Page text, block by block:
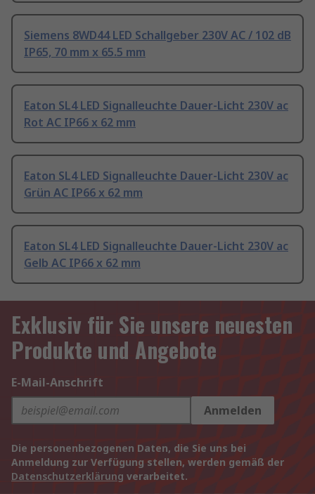
Siemens 8WD44 LED Schallgeber 230V AC / 102 dB
IP65, 70 mm x 65.5 mm
Eaton SL4 LED Signalleuchte Dauer-Licht 230V ac
Rot AC IP66 x 62 mm
Eaton SL4 LED Signalleuchte Dauer-Licht 230V ac
Grün AC IP66 x 62 mm
Eaton SL4 LED Signalleuchte Dauer-Licht 230V ac
Gelb AC IP66 x 62 mm
Exklusiv für Sie unsere neuesten
Produkte und Angebote
E-Mail-Anschrift
Anmelden
Die personenbezogenen Daten, die Sie uns bei
Anmeldung zur Verfügung stellen, werden gemäß der
Datenschutzerklärung verarbeitet.